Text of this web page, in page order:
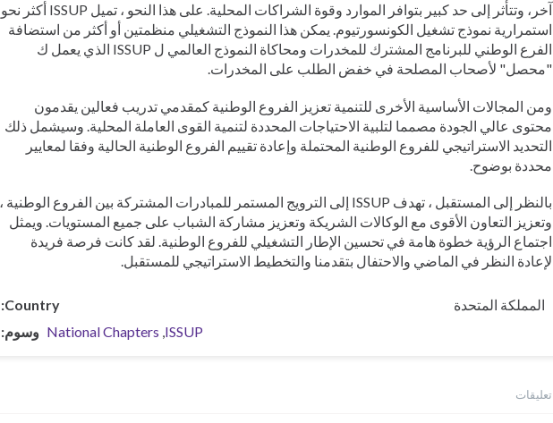
آخر، وتتأثر إلى حد كبير بتوافر الموارد وقوة الشراكات المحلية. على هذا النحو ، تميل ISSUP أكثر نحو
استمرارية نموذج تشغيل الكونسورتيوم. يمكن هذا النموذج التشغيلي منظمتين أو أكثر من استضافة
الفرع الوطني للبرنامج المشترك للمخدرات ومحاكاة النموذج العالمي ل ISSUP الذي يعمل ك
"محصل" لأصحاب المصلحة في خفض الطلب على المخدرات.
ومن المجالات الأساسية الأخرى للتنمية تعزيز الفروع الوطنية كمقدمي تدريب فعالين يقدمون
محتوى عالي الجودة مصمما لتلبية الاحتياجات المحددة لتنمية القوى العاملة المحلية. وسيشمل ذلك
التحديد الاستراتيجي للفروع الوطنية المحتملة وإعادة تقييم الفروع الوطنية الحالية وفقا لمعايير
محددة بوضوح.
بالنظر إلى المستقبل ، تهدف ISSUP إلى الترويج المستمر للمبادرات المشتركة بين الفروع الوطنية ،
وتعزيز التعاون الأقوى مع الوكالات الشريكة وتعزيز مشاركة الشباب على جميع المستويات. ويمثل
اجتماع الرؤية خطوة هامة في تحسين الإطار التشغيلي للفروع الوطنية. لقد كانت فرصة فريدة
لإعادة النظر في الماضي والاحتفال بتقدمنا والتخطيط الاستراتيجي للمستقبل.
Country
المملكة المتحدة
وسوم
ISSUP
National Chapters